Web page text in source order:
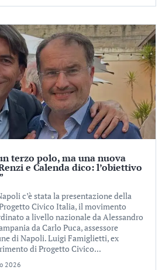
terzo polo, ma una nuova
e Calenda dico: l’obiettivo
c’è stata la presentazione della
Civico Italia, il movimento
a livello nazionale da Alessandro
da Carlo Puca, assessore
di Napoli. Luigi Famiglietti, ex
di Progetto Civico...
2026